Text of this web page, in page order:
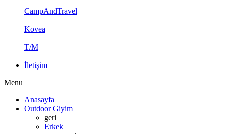
CampAndTravel
Kovea
T/M
İletişim
Menu
Anasayfa
Outdoor Giyim
geri
Erkek